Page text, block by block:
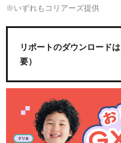
※いずれもコリアーズ提供
リポートのダウンロードは
要）